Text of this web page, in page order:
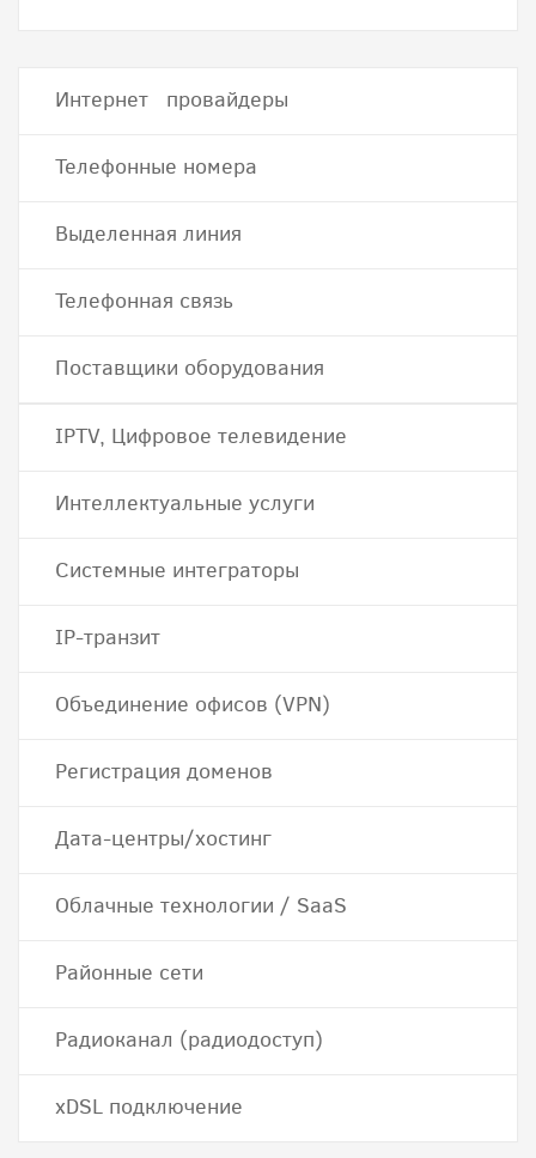
Интернет провайдеры
Телефонные номера
Выделенная линия
Телефонная связь
Поставщики оборудования
IPTV, Цифровое телевидение
Интеллектуальные услуги
Системные интеграторы
IP-транзит
Объединение офисов (VPN)
Регистрация доменов
Дата-центры/хостинг
Облачные технологии / SaaS
Районные сети
Радиоканал (радиодоступ)
хDSL подключение